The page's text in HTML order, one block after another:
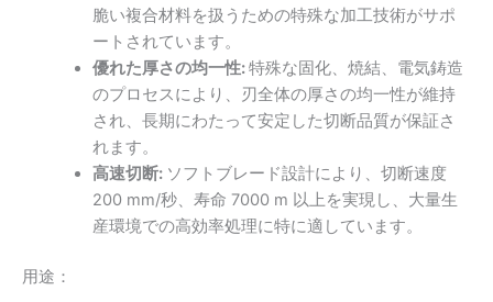
脆い複合材料を扱うための特殊な加工技術がサポ
ートされています。
優れた厚さの均一性:特殊な固化、焼結、電気鋳造
のプロセスにより、刃全体の厚さの均一性が維持
され、長期にわたって安定した切断品質が保証さ
れます。
高速切断: ソフトブレード設計により、切断速度
200 mm/秒、寿命 7000 m 以上を実現し、大量生
産環境での高効率処理に特に適しています。
用途：